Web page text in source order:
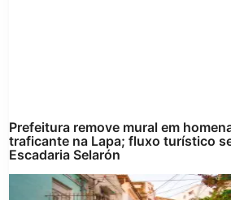
Prefeitura remove mural em
traficante na Lapa; fluxo turístico
Escadaria Selarón